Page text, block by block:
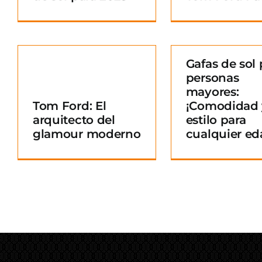
Tom Ford: El
arquitecto del
glamour moderno
¡Comodidad y
estilo para
cualquier edad!
Gafas de sol
personas
mayores:
¡Comodidad
estilo para
cualquier